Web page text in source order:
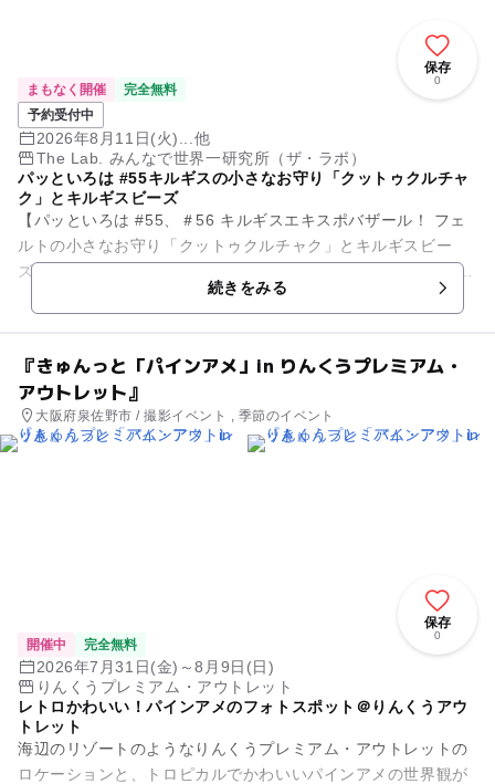
保存
0
まもなく開催
完全無料
予約受付中
2026年8月11日(火)...他
The Lab. みんなで世界一研究所（ザ・ラボ）
パッといろは #55キルギスの小さなお守り「クットゥクルチャ
ク」とキルギスビーズ
【パッといろは #55、＃56 キルギスエキスポバザール！ フェ
ルトの小さなお守り「クットゥクルチャク」とキルギスビー
ズ】 みなさんは遊牧民の国「キルギス共和国」をご存知です
続きをみる
『きゅんっと「パインアメ」in りんくうプレミアム・
アウトレット』
大阪府泉佐野市 / 撮影イベント , 季節のイベント
保存
0
開催中 完全無料
2026年7月31日(金)～8月9日(日)
りんくうプレミアム・アウトレット
レトロかわいい！パインアメのフォトスポット＠りんくうアウ
トレット
海辺のリゾートのようなりんくうプレミアム・アウトレットの
ロケーションと、トロピカルでかわいいパインアメの世界観が